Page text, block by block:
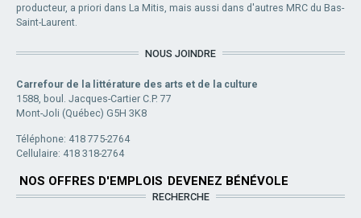
producteur, a priori dans La Mitis, mais aussi dans d'autres MRC du Bas-
Saint-Laurent.
NOUS JOINDRE
Carrefour de la littérature des arts et de la culture
1588, boul. Jacques-Cartier C.P. 77
Mont-Joli (Québec) G5H 3K8
Téléphone: 418 775-2764
Cellulaire: 418 318-2764
NOS OFFRES D'EMPLOIS DEVENEZ BÉNÉVOLE
RECHERCHE